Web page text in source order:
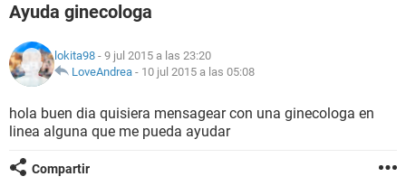
FAMILIA
NUTRICIÓN
BIENESTAR
SEXUALIDAD
Ayuda ginecologa
lokita98 - 9 jul 2015 a las 23:20
LoveAndrea - 10 jul 2015 a las 05:08
hola buen dia quisiera mensagear con una ginecologa en
linea alguna que me pueda ayudar
Compartir